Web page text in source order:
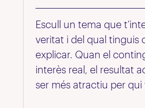
Escull un tema que
veritat i del qual tinguis
explicar. Quan el
interès real, el resultat
ser més atractiu per qui